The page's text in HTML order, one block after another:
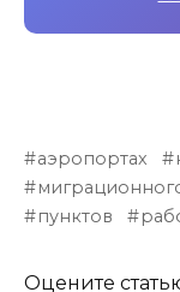
аэропортах
пунктов
Оцените